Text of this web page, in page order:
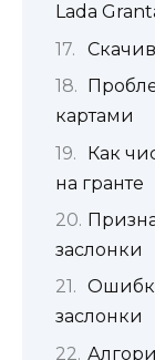
Lada
картами
Как
на гранте
заслонки
заслонки